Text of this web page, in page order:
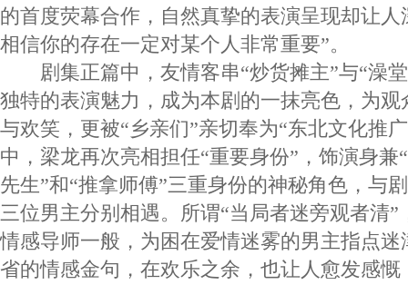
的首度荧幕合作，自然真挚的表演呈现却让人
相信你的存在一定对某个人非常重要”。
剧集正篇中，友情客串“炒货摊主”与“澡堂
独特的表演魅力，成为本剧的一抹亮色，为
与欢笑，更被“乡亲们”亲切奉为“东北文化推
中，梁龙再次亮相担任“重要身份”，饰演身兼
先生”和“推拿师傅”三重身份的神秘角色，与
三位男主分别相遇。所谓“当局者迷旁观者清
情感导师一般，为困在爱情迷雾的男主指点
省的情感金句，在欢乐之余，也让人愈发感